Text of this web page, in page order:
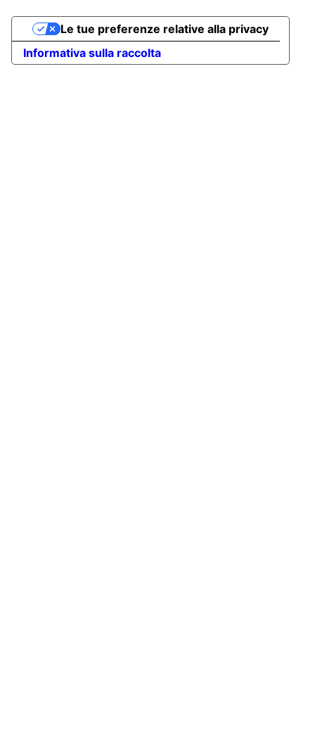
Informativa sulla raccolta
Le tue preferenze relative alla privacy